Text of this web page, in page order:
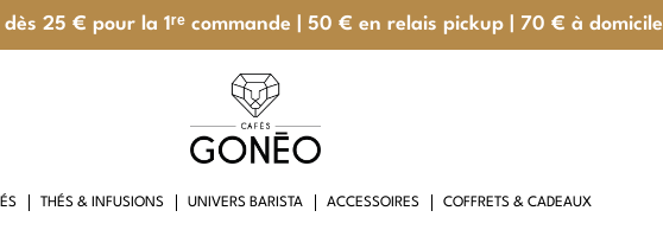
25 € pour la 1ʳᵉ commande | 50 € en relais pickup | 70 € à domicile
THÉS & INFUSIONS UNIVERS BARISTA ACCESSOIRES COFFRETS & CADEAUX